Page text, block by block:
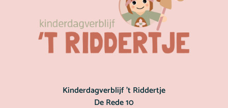
Kinderdagverblijf ’t Riddertje
De Rede 10